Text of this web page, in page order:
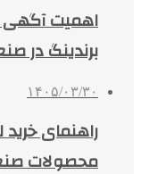
اهمیت آگهی
برندینگ در
۱۴۰۵/۰۳/۳۰
راهنمای
محصولات